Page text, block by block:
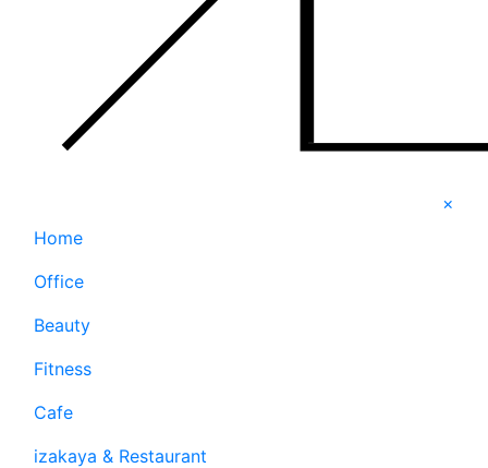
×
Home
Office
Beauty
Fitness
Cafe
izakaya & Restaurant